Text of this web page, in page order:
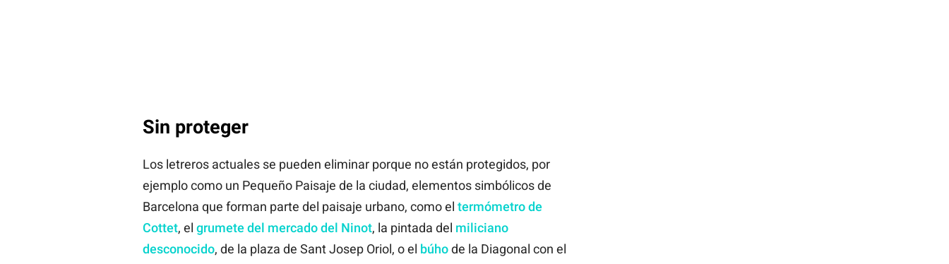
Sin proteger
Los letreros actuales se pueden eliminar porque no están protegidos, por
ejemplo como un Pequeño Paisaje de la ciudad, elementos simbólicos de
Barcelona que forman parte del paisaje urbano, como el termómetro de
Cottet, el grumete del mercado del Ninot, la pintada del miliciano
desconocido, de la plaza de Sant Josep Oriol, o el búhode la Diagonal con el